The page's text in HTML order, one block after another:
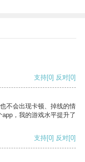
支持[0] 反对[0]
不会出现卡顿、掉线的情
，我的游戏水平提升了
支持[0] 反对[0]